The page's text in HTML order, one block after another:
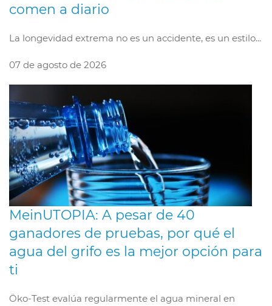
comen a diario
La longevidad extrema no es un accidente, es un estilo...
07 de agosto de 2026
MeinUTOPIA: A pesar de 40
ganadores de pruebas, por qué el
agua del grifo es la mejor opción para
ti
Öko-Test evalúa regularmente el agua mineral en